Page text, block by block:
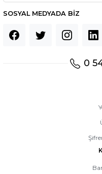
SOSYAL MEDYADA BİZ
0